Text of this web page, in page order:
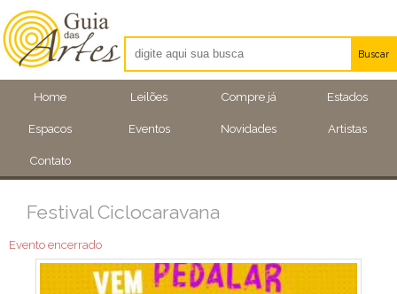
Home Leilões Compre já Estados
Espacos Eventos Novidades Artistas
Contato
Buscar
Artistas
Eventos
Festival Ciclocaravana
Evento encerrado